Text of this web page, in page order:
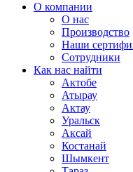
О компании
О нас
Производство
Наши
Сотрудники
Как нас найти
Актобе
Атырау
Актау
Уральск
Аксай
Костанай
Шымкент